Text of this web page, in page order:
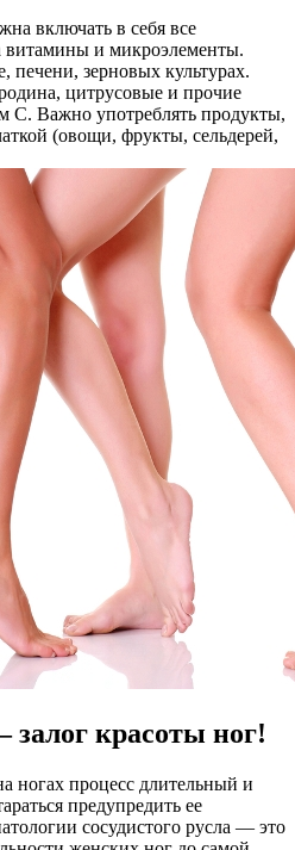
включать в себя все
витамины и микроэлементы.
печени, зерновых культурах.
цитрусовые и прочие
С. Важно употреблять продукты,
(овощи, фрукты, сельдерей,
красоты ног!
ногах процесс длительный и
предупредить ее
сосудистого русла — это